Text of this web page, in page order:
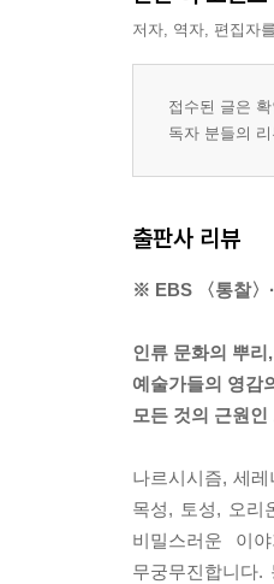
저자, 역자, 편집자
접수된 글은
독자 분들의
출판사 리뷰
※ EBS 〈통찰〉
인류 문화의 뿌리,
예술가들의 영감
모든 것의 근원
나르시시즘, 세
목성, 토성, 오리
비밀스러운 이
무궁무진합니다